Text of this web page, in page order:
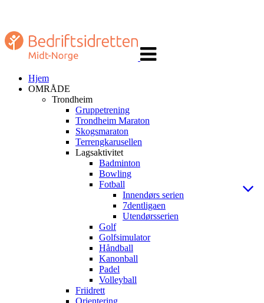
navigasjon
Hjem
OMRÅDE
Trondheim
Gruppetrening
Trondheim Maraton
Skogsmaraton
Terrengkarusellen
Lagsaktivitet
Badminton
Bowling
Fotball
Innendørs serien
7dentligaen
Utendørsserien
Golf
Golfsimulator
Håndball
Kanonball
Padel
Volleyball
Friidrett
Orientering